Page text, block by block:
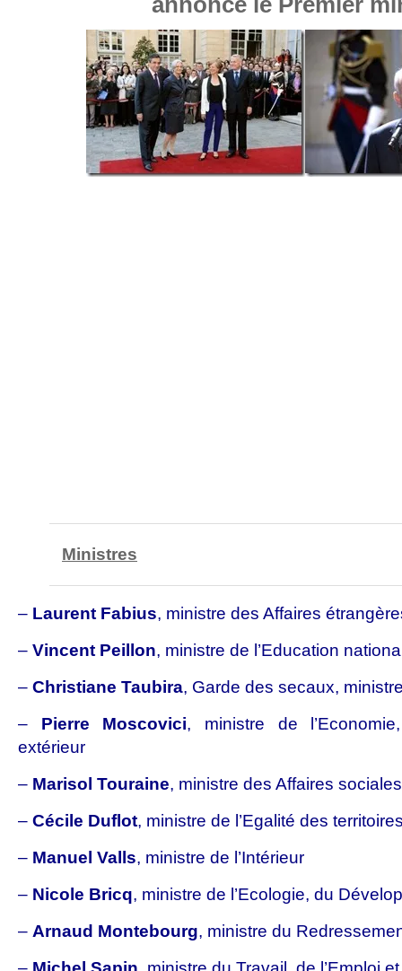
Ministres
– Laurent Fabius, ministre des Affaires
– Vincent Peillon, ministre de l’Education
– Christiane Taubira, Garde des secaux,
– Pierre Moscovici, ministre de
extérieur
– Marisol Touraine, ministre des Affaires
– Cécile Duflot, ministre de l’Egalité des
– Manuel Valls, ministre de l’Intérieur
– Nicole Bricq, ministre de l’Ecologie, du
– Arnaud Montebourg, ministre du